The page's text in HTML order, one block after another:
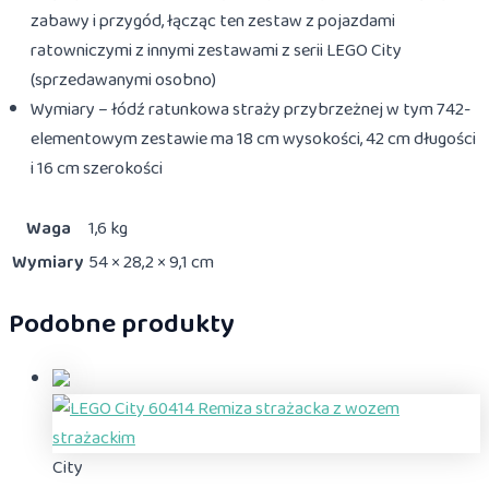
zabawy i przygód, łącząc ten zestaw z pojazdami
ratowniczymi z innymi zestawami z serii LEGO City
(sprzedawanymi osobno)
Wymiary – łódź ratunkowa straży przybrzeżnej w tym 742-
elementowym zestawie ma 18 cm wysokości, 42 cm długości
i 16 cm szerokości
Waga
1,6 kg
Wymiary 54 × 28,2 × 9,1 cm
Podobne produkty
City